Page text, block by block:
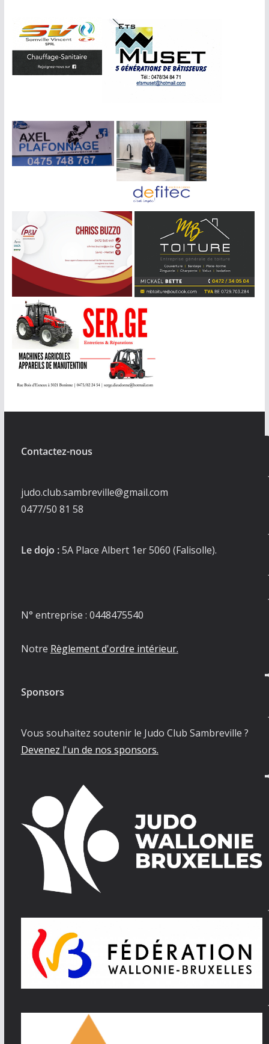
Contactez-nous
judo.club.sambreville@gmail.com
0477/50 81 58
Le dojo :5A Place Albert 1er 5060 (Falisolle).
N° entreprise : 0448475540
Notre Règlement d'ordre intérieur.
Sponsors
Vous souhaitez soutenir le Judo Club Sambreville ?
Devenez l'un de nos sponsors.